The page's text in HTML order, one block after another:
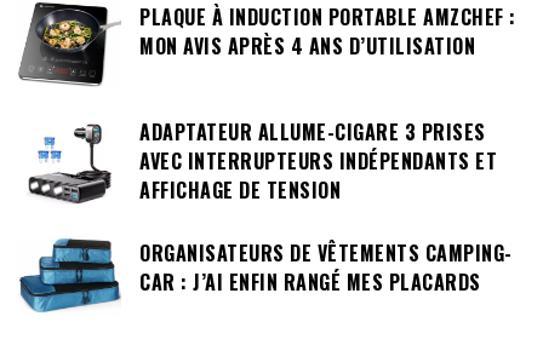
PLAQUE À INDUCTION PORTABLE AMZCHEF :
MON AVIS APRÈS 4 ANS D’UTILISATION
ADAPTATEUR ALLUME-CIGARE 3 PRISES
AVEC INTERRUPTEURS INDÉPENDANTS ET
AFFICHAGE DE TENSION
ORGANISATEURS DE VÊTEMENTS CAMPING-
CAR : J’AI ENFIN RANGÉ MES PLACARDS